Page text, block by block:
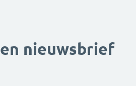
nieuwsbrief